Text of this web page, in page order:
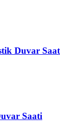
Duvar
Saati